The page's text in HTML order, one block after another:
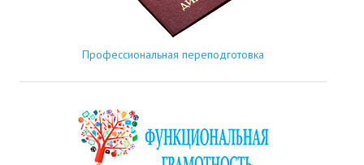
Профессиональная переподготовка